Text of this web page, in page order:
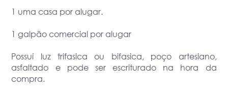
1 uma casa por alugar.
1 galpão comercial por alugar
Possuí luz trifasica ou bifasica, poço artesiano,
asfaltado e pode ser escriturado na hora da
compra.